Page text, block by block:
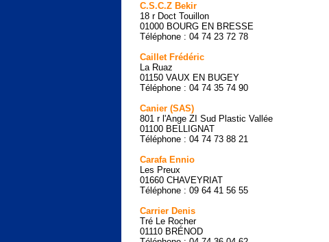
C.S.C.Z Bekir
18 r Doct Touillon
01000 BOURG EN BRESSE
Téléphone : 04 74 23 72 78
Caillet Frédéric
La Ruaz
01150 VAUX EN BUGEY
Téléphone : 04 74 35 74 90
Canier (SAS)
801 r l'Ange ZI Sud Plastic Vallée
01100 BELLIGNAT
Téléphone : 04 74 73 88 21
Carafa Ennio
Les Preux
01660 CHAVEYRIAT
Téléphone : 09 64 41 56 55
Carrier Denis
Tré Le Rocher
01110 BRÉNOD